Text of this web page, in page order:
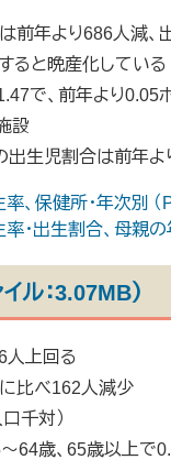
前年より686人減、
ると晩産化している
で、前年より0.05
設
出生児割合は前年よ
保健所・年次別 （
出生割合、母親の
ル：3.07MB）
人上回る
比べ162人減少
千対）
64歳、65歳以上で